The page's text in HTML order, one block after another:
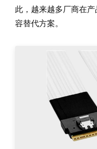
此，越来越多厂商在
容替代方案。